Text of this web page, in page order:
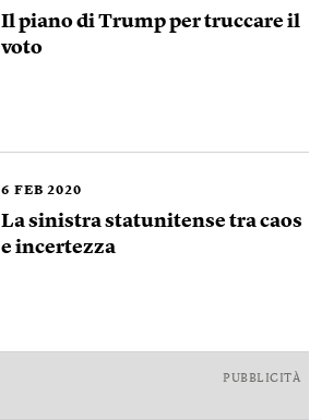
Il piano di Trump per truccare il
voto
6 FEB 2020
La sinistra statunitense tra caos
e incertezza
PUBBLICITÀ